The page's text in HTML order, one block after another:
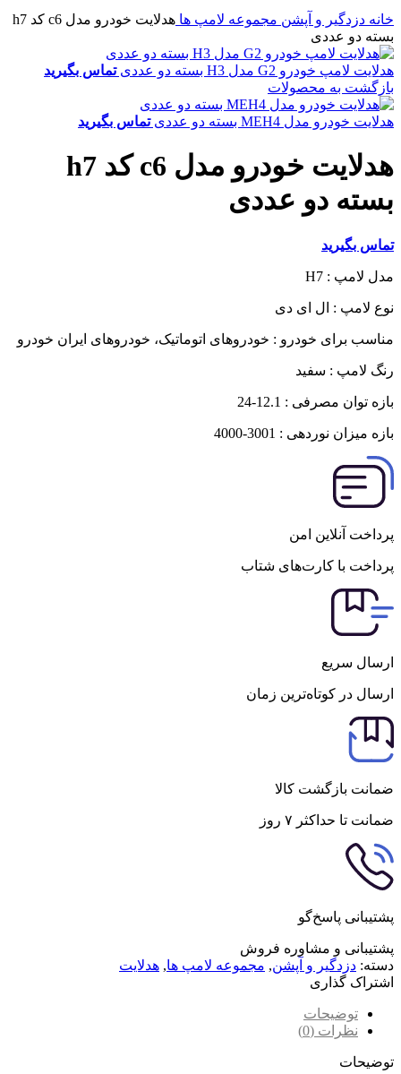
خانه دزدگیر و آپشن مجموعه لامپ ها
هدلایت خودرو مدل c6 کد h7
بسته دو عددی
هدلایت لامپ خودرو G2 مدل H3 بسته دو عددی
تماس بگیرید
بازگشت به محصولات
هدلایت خودرو مدل MEH4 بسته دو عددی تماس بگیرید
هدلایت خودرو مدل c6 کد h7
بسته دو عددی
تماس بگیرید
مدل لامپ : H7
نوع لامپ : ال ای دی
مناسب برای خودرو : خودروهای اتوماتیک، خودروهای ایران خودرو
رنگ لامپ : سفید
بازه توان مصرفی : 12.1-24
بازه میزان نوردهی : 3001-4000
پرداخت آنلاین امن
پرداخت با کارت‌های شتاب
ارسال سریع
ارسال در کوتاه‌ترین زمان
ضمانت بازگشت کالا
ضمانت تا حداکثر ۷ روز
پشتیبانی پاسخ‌گو
پشتیبانی و مشاوره فروش
دسته: دزدگیر و آپشن, مجموعه لامپ ها, هدلایت
اشتراک گذاری
توضیحات
نظرات (0)
توضیحات